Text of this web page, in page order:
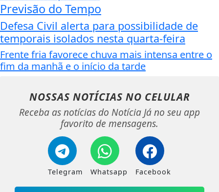
Previsão do Tempo
Defesa Civil alerta para possibilidade de
temporais isolados nesta quarta-feira
Frente fria favorece chuva mais intensa entre o
fim da manhã e o início da tarde
NOSSAS NOTÍCIAS NO CELULAR
Receba as notícias do Notícia Já no seu app
favorito de mensagens.
Telegram Whatsapp Facebook